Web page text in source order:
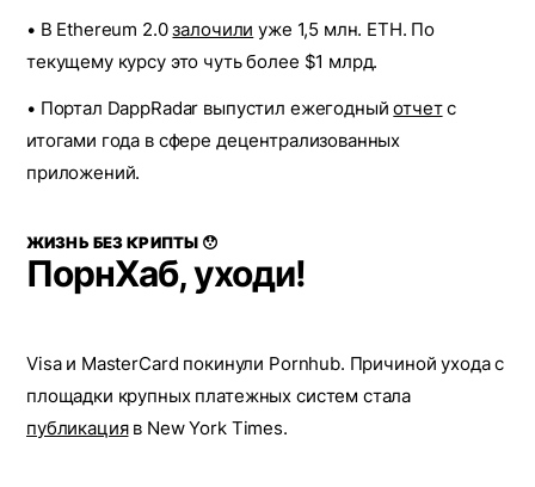
• В Ethereum 2.0залочили уже 1,5 млн. ETH. По
текущему курсу это чуть более $1 млрд.
• Портал DappRadar выпустил ежегодныйотчетс
итогами года в сфере децентрализованных
приложений.
ЖИЗНЬ БЕЗ КРИПТЫ 😯
ПорнХаб, уходи!
Visa и MasterCard покинули Pornhub. Причиной ухода с
площадки крупных платежных систем стала
публикацияв New York Times.